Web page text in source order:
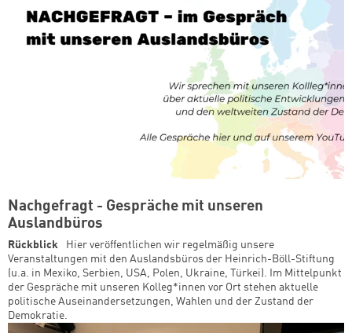
Nachgefragt - Gespräche mit unseren
Auslandbüros
Rückblick
Hier veröffentlichen wir regelmäßig unsere
Veranstaltungen mit den Auslandsbüros der Heinrich-Böll-Stiftung
(u.a. in Mexiko, Serbien, USA, Polen, Ukraine, Türkei). Im Mittelpunkt
der Gespräche mit unseren Kolleg*innen vor Ort stehen aktuelle
politische Auseinandersetzungen, Wahlen und der Zustand der
Demokratie.